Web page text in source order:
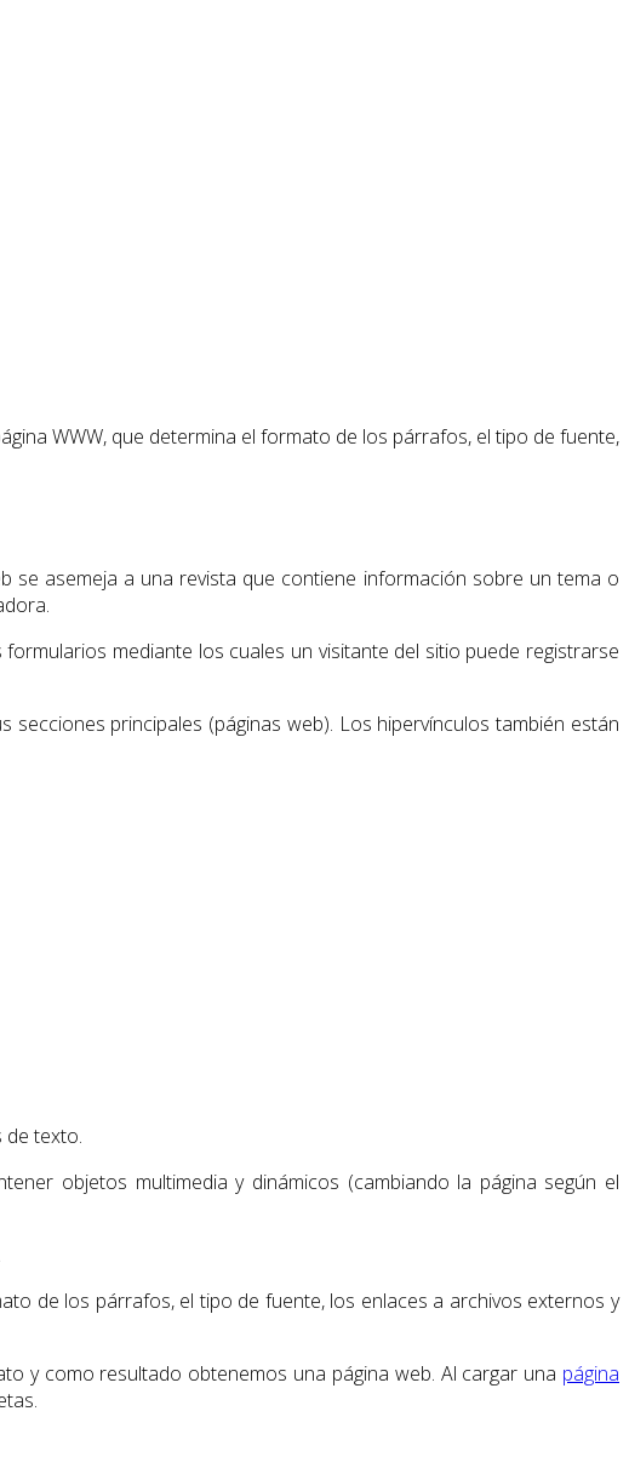
WWW, que determina el formato de los párrafos, el tipo de fuente,
se asemeja a una revista que contiene información sobre un tema o
mediante los cuales un visitante del sitio puede registrarse
principales (páginas web). Los hipervínculos también están
de texto.
objetos multimedia y dinámicos (cambiando la página según el
de los párrafos, el tipo de fuente, los enlaces a archivos externos y
y como resultado obtenemos una página web. Al cargar una página